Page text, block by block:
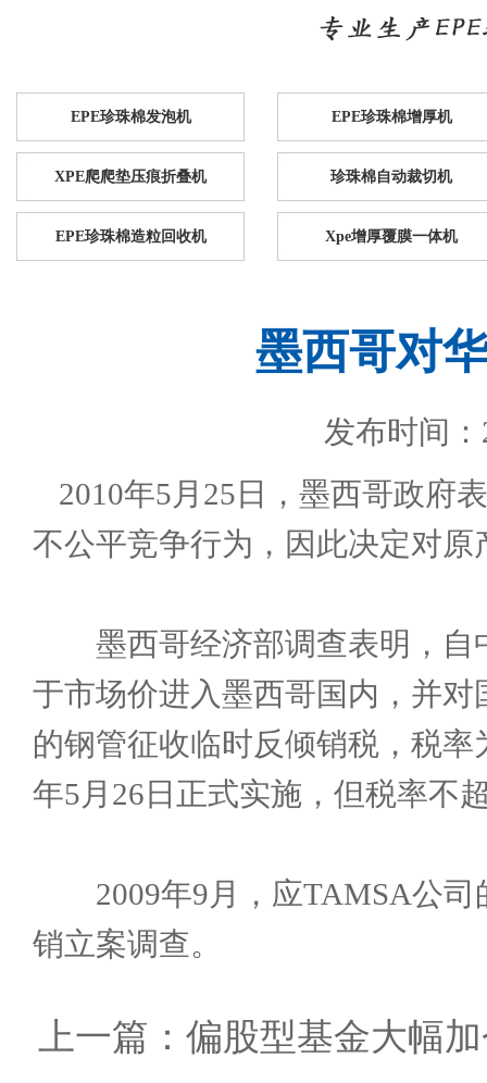
EPE珍珠棉发泡机 EPE珍珠棉增厚机
XPE爬爬垫压痕折叠机 珍珠棉自动裁切机
EPE珍珠棉造粒回收机 Xpe增厚覆膜一体机
墨西哥对
发布时间：
2010年5月25日，墨西哥政府
不公平竞争行为，因此决定对
墨西哥经济部调查表明，自
于市场价进入墨西哥国内，并
的钢管征收临时反倾销税，税
年5月26日正式实施，但税率不
2009年9月，应TAMSA公司
销立案调查。
上一篇： 偏股型基金大幅